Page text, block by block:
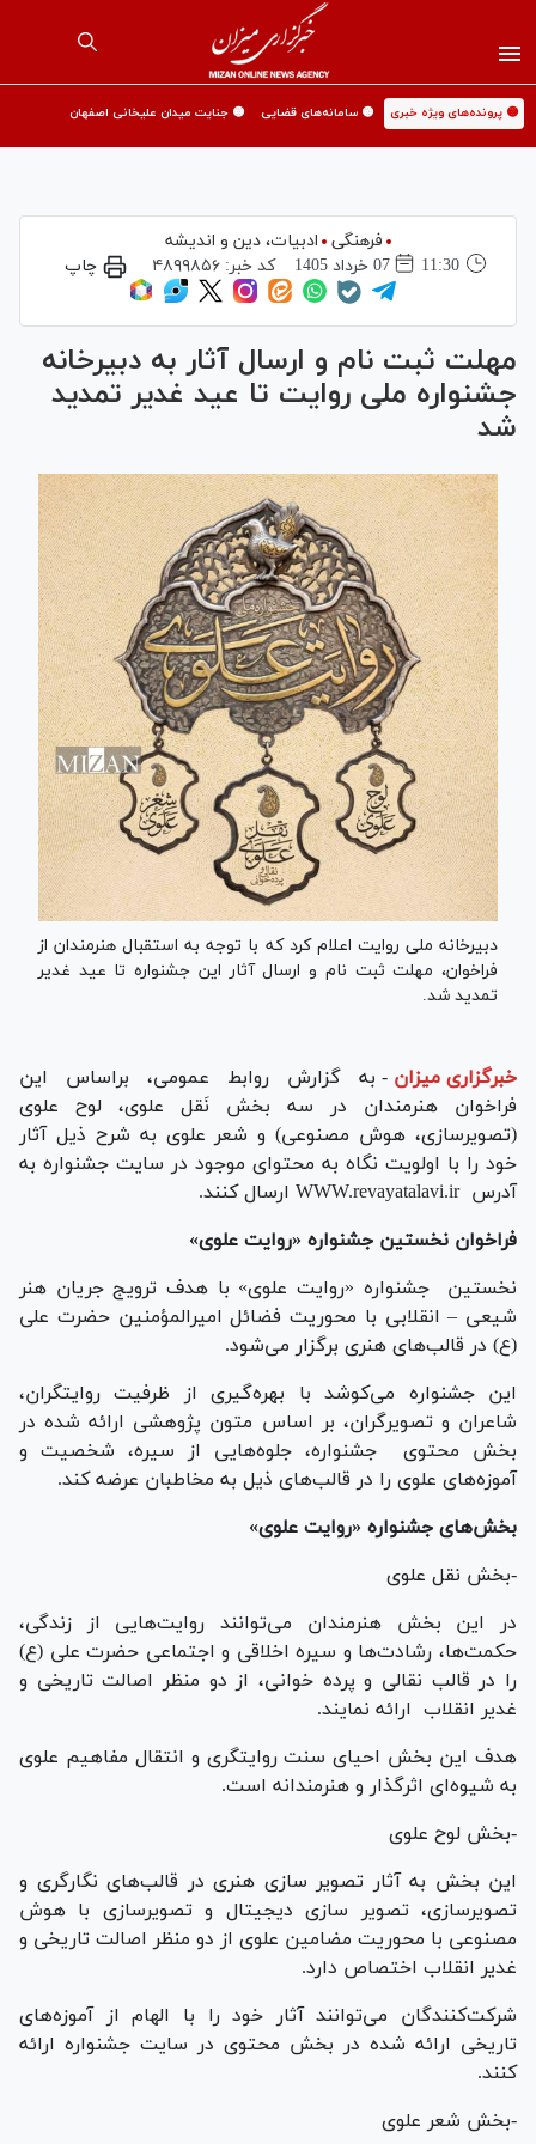
🟡 پرونده‌های ویژه خبری 🟡 سامانه‌های قضایی 🟡 جنایت میدان علیخانی اصفهان
فرهنگی
ادبیات، دین و اندیشه
11:30
07 خرداد 1405 کد خبر: ۴۸۹۹۸۵۶ چاپ
مهلت ثبت نام و ارسال آثار به دبیرخانه
جشنواره ملی روایت تا عید غدیر تمدید
شد
دبیرخانه ملی روایت اعلام کرد که با توجه به استقبال هنرمندان از
فراخوان، مهلت ثبت نام و ارسال آثار این جشنواره تا عید غدیر
تمدید شد.
خبرگزاری میزان - به گزارش روابط عمومی، براساس این
فراخوان هنرمندان در سه بخش نَقل علوی، لوح علوی
(تصویرسازی، هوش مصنوعی) و شعر علوی به شرح ذیل آثار
خود را با اولویت نگاه به محتوای موجود در سایت جشنواره به
آدرس WWW.revayatalavi.ir ارسال کنند.
فراخوان نخستین جشنواره «روایت علوی»
نخستین جشنواره «روایت علوی» با هدف ترویج جریان هنر
شیعی – انقلابی با محوریت فضائل امیرالمؤمنین حضرت علی
(ع) در قالب‌های هنری برگزار می‌شود.
این جشنواره می‌کوشد با بهره‌گیری از ظرفیت روایتگران،
شاعران و تصویرگران، بر اساس متون پژوهشی ارائه شده در
بخش محتوی جشنواره، جلوه‌هایی از سیره، شخصیت و
آموزه‌های علوی را در قالب‌های ذیل به مخاطبان عرضه کند.
بخش‌های جشنواره «روایت علوی»
-بخش نقل علوی
در این بخش هنرمندان می‌توانند روایت‌هایی از زندگی،
حکمت‌ها، رشادت‌ها و سیره اخلاقی و اجتماعی حضرت علی (ع)
را در قالب نقالی و پرده خوانی، از دو منظر اصالت تاریخی و
غدیر انقلاب ارائه نمایند.
هدف این بخش احیای سنت روایتگری و انتقال مفاهیم علوی
به شیوه‌ای اثرگذار و هنرمندانه است.
-بخش لوح علوی
این بخش به آثار تصویر سازی هنری در قالب‌های نگارگری و
تصویرسازی، تصویر سازی دیجیتال و تصویرسازی با هوش
مصنوعی با محوریت مضامین علوی از دو منظر اصالت تاریخی و
غدیر انقلاب اختصاص دارد.
شرکت‌کنندگان می‌توانند آثار خود را با الهام از آموزه‌های
تاریخی ارائه شده در بخش محتوی در سایت جشنواره ارائه
کنند.
-بخش شعر علوی